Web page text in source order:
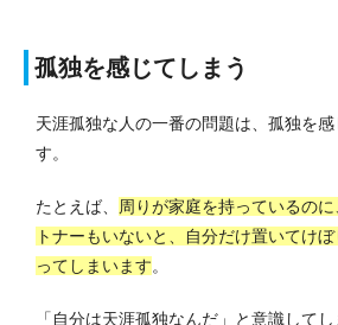
孤独を感じてしまう
天涯孤独な人の一番の問題は、孤独を
す。
たとえば、 周りが家庭を持っているの
トナーもいないと、自分だけ置いてけ
ってしまいます。
「自分は天涯孤独なんだ」と意識して